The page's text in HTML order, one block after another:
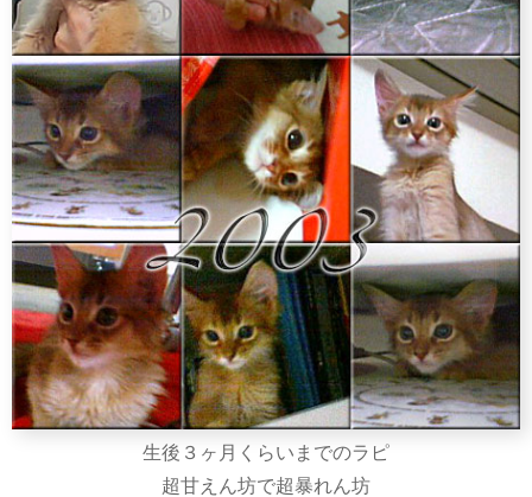
生後３ヶ月くらいまでのラピ
超甘えん坊で超暴れん坊